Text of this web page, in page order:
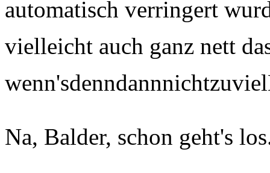
automatisch verringert
vielleicht auch ganz nett
Na, Balder, schon geht's